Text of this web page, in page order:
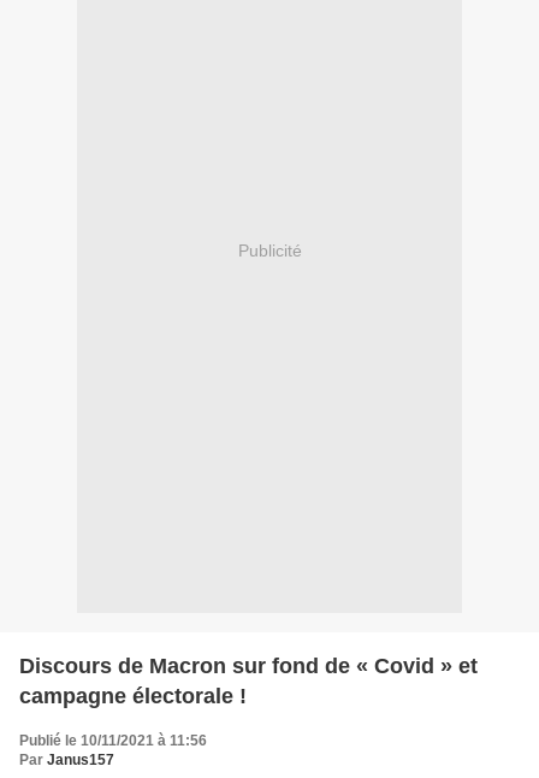
Publicité
Discours de Macron sur fond de « Covid » et
campagne électorale !
Publié le 10/11/2021 à 11:56
Par Janus157